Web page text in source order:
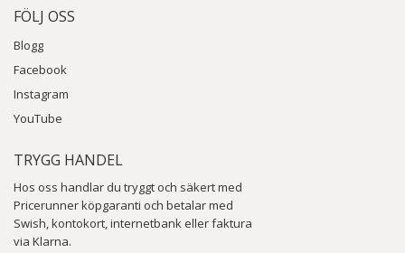
FÖLJ OSS
Blogg
Facebook
Instagram
YouTube
TRYGG HANDEL
Hos oss handlar du tryggt och säkert med
Pricerunner köpgaranti och betalar med
Swish, kontokort, internetbank eller faktura
via Klarna.